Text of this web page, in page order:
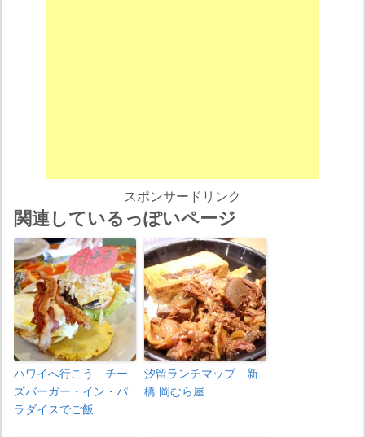
スポンサードリンク
関連しているっぽいページ
ハワイへ行こう チー
ズバーガー・イン・パ
ラダイスでご飯
汐留ランチマップ 新
橋 岡むら屋